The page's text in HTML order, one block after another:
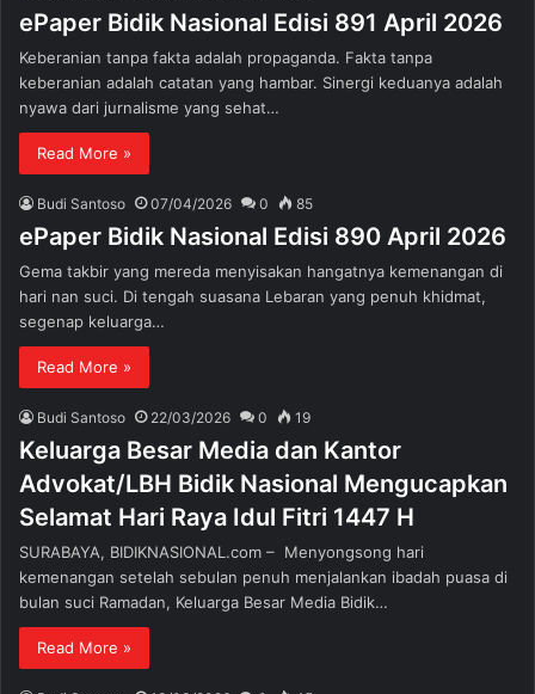
ePaper Bidik Nasional Edisi 891 April 2026
Keberanian tanpa fakta adalah propaganda. Fakta tanpa
keberanian adalah catatan yang hambar. Sinergi keduanya adalah
nyawa dari jurnalisme yang sehat…
Read More »
Budi Santoso 07/04/2026 0 85
ePaper Bidik Nasional Edisi 890 April 2026
Gema takbir yang mereda menyisakan hangatnya kemenangan di
hari nan suci. Di tengah suasana Lebaran yang penuh khidmat,
segenap keluarga…
Read More »
Budi Santoso 22/03/2026 0 19
Keluarga Besar Media dan Kantor
Advokat/LBH Bidik Nasional Mengucapkan
Selamat Hari Raya Idul Fitri 1447 H
SURABAYA, BIDIKNASIONAL.com – Menyongsong hari
kemenangan setelah sebulan penuh menjalankan ibadah puasa di
bulan suci Ramadan, Keluarga Besar Media Bidik…
Read More »